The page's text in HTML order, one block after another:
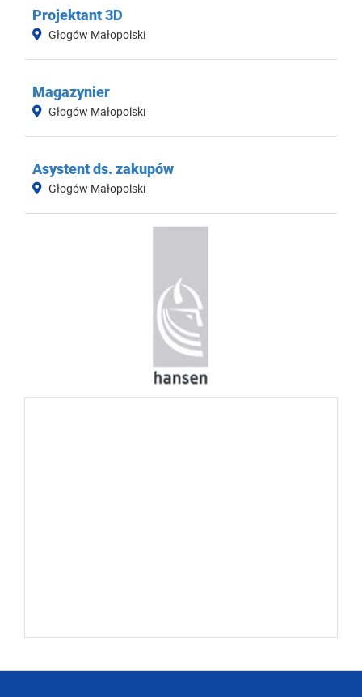
Projektant 3D
Głogów Małopolski
Magazynier
Głogów Małopolski
Asystent ds. zakupów
Głogów Małopolski